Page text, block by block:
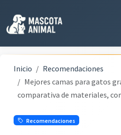
Inicio
Recomendaciones
Mejores camas para gatos
comparativa de materiales,
Recomendaciones